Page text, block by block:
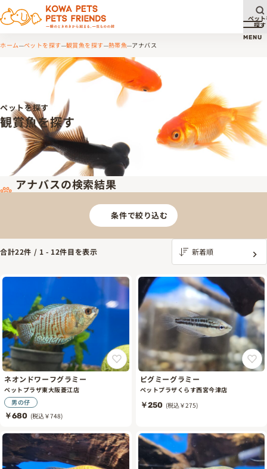
メ
MENU
ペッ
探す
ホーム ペットを探す 観賞魚を探す 熱帯魚 アナバス
ペットを探す
観賞魚を探す
アナバスの検索結果
条件で絞り込む
合計22件 / 1 - 12件目を表示
ネオンドワーフグラミー
ペットプラザ東大阪菱江店
男の仔
￥680 (税込￥748)
ピグミーグラミー
ペットプラザくらす西宮今津店
￥250 (税込￥275)